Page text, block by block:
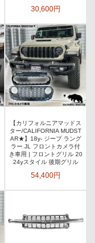
30,600円
【カリフォルニアマッドス
ター/CALIFORNIA MUDST
AR★】18y- ジープ ラング
ラー JL フロントカメラ付
き車用 | フロントグリル 20
24yスタイル 後期グリル
54,400円